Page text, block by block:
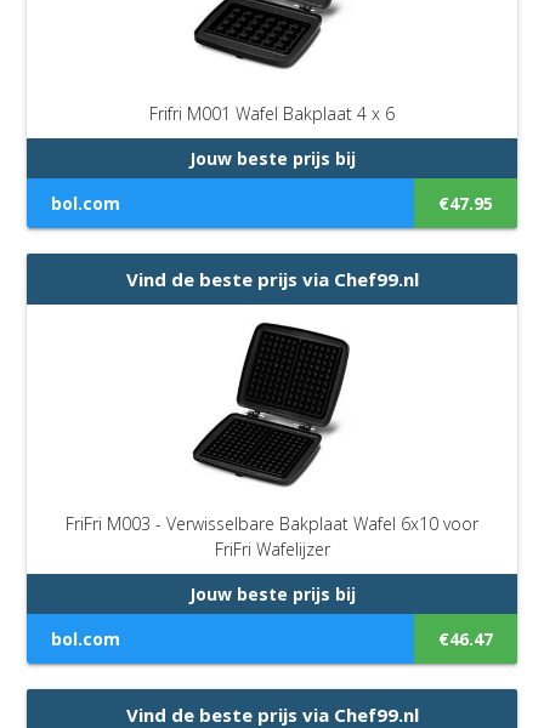
Frifri M001 Wafel Bakplaat 4 x 6
Jouw beste prijs bij
bol.com
€47.95
Vind de beste prijs via Chef99.nl
FriFri M003 - Verwisselbare Bakplaat Wafel 6x10 voor
FriFri Wafelijzer
Jouw beste prijs bij
bol.com
€46.47
Vind de beste prijs via Chef99.nl